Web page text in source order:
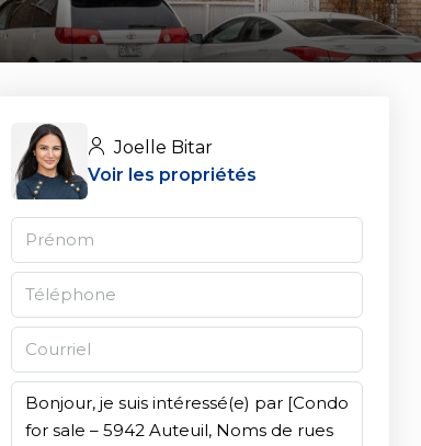
Joelle Bitar
Voir les propriétés